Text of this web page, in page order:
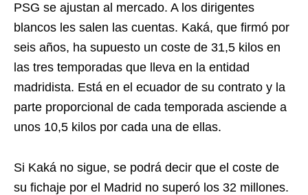
PSG se ajustan al mercado. A los dirigentes
blancos les salen las cuentas. Kaká, que firmó por
seis años, ha supuesto un coste de 31,5 kilos en
las tres temporadas que lleva en la entidad
madridista. Está en el ecuador de su contrato y la
parte proporcional de cada temporada asciende a
unos 10,5 kilos por cada una de ellas.
Si Kaká no sigue, se podrá decir que el coste de
su fichaje por el Madrid no superó los 32 millones.